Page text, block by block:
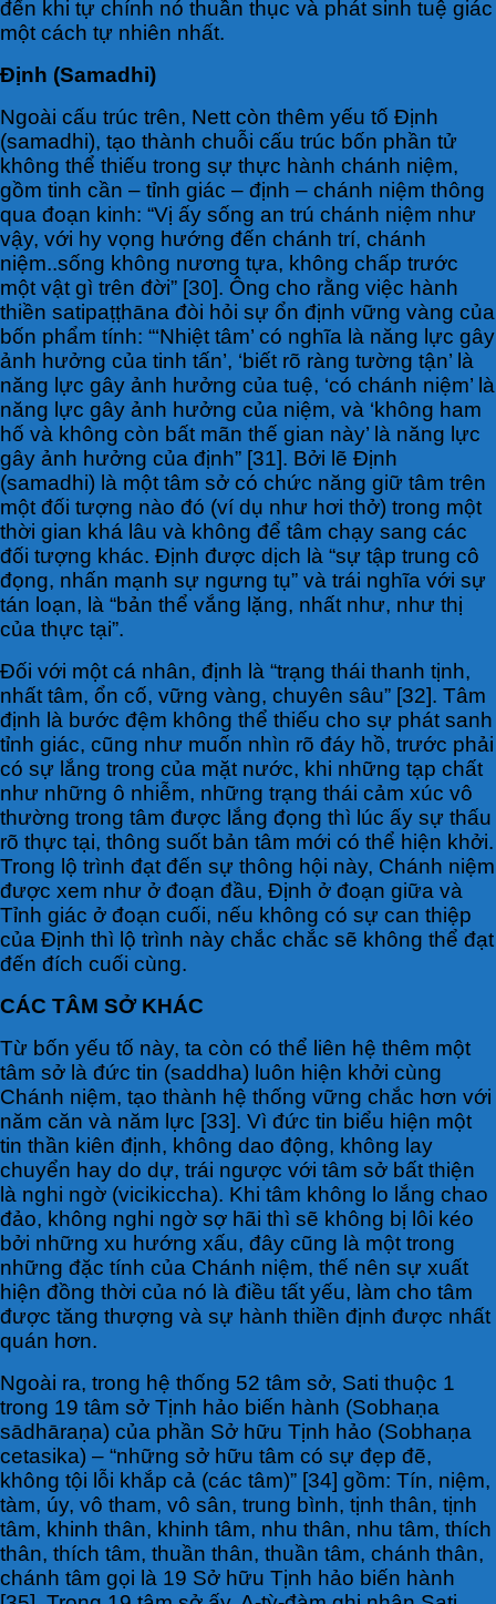
đến khi tự chính nó thuần thục và phát sinh tuệ giác
một cách tự nhiên nhất.
Định (Samadhi)
Ngoài cấu trúc trên, Nett còn thêm yếu tố Định
(samadhi), tạo thành chuỗi cấu trúc bốn phần tử
không thể thiếu trong sự thực hành chánh niệm,
gồm tinh cần – tỉnh giác – định – chánh niệm thông
qua đoạn kinh: “Vị ấy sống an trú chánh niệm như
vậy, với hy vọng hướng đến chánh trí, chánh
niệm..sống không nương tựa, không chấp trước
một vật gì trên đời” [30]. Ông cho rằng việc hành
thiền satipaṭṭhāna đòi hỏi sự ổn định vững vàng của
bốn phẩm tính: “‘Nhiệt tâm’ có nghĩa là năng lực gây
ảnh hưởng của tinh tấn’, ‘biết rõ ràng tường tận’ là
năng lực gây ảnh hưởng của tuệ, ‘có chánh niệm’ là
năng lực gây ảnh hưởng của niệm, và ‘không ham
hố và không còn bất mãn thế gian này’ là năng lực
gây ảnh hưởng của định” [31]. Bởi lẽ Định
(samadhi) là một tâm sở có chức năng giữ tâm trên
một đối tượng nào đó (ví dụ như hơi thở) trong một
thời gian khá lâu và không để tâm chạy sang các
đối tượng khác. Định được dịch là “sự tập trung cô
đọng, nhấn mạnh sự ngưng tụ” và trái nghĩa với sự
tán loạn, là “bản thể vắng lặng, nhất như, như thị
của thực tại”.
Ðối với một cá nhân, định là “trạng thái thanh tịnh,
nhất tâm, ổn cố, vững vàng, chuyên sâu” [32]. Tâm
định là bước đệm không thể thiếu cho sự phát sanh
tỉnh giác, cũng như muốn nhìn rõ đáy hồ, trước phải
có sự lắng trong của mặt nước, khi những tạp chất
như những ô nhiễm, những trạng thái cảm xúc vô
thường trong tâm được lắng đọng thì lúc ấy sự thấu
rõ thực tại, thông suốt bản tâm mới có thể hiện khởi.
Trong lộ trình đạt đến sự thông hội này, Chánh niệm
được xem như ở đoạn đầu, Định ở đoạn giữa và
Tỉnh giác ở đoạn cuối, nếu không có sự can thiệp
của Định thì lộ trình này chắc chắc sẽ không thể đạt
đến đích cuối cùng.
CÁC TÂM SỞ KHÁC
Từ bốn yếu tố này, ta còn có thể liên hệ thêm một
tâm sở là đức tin (saddha) luôn hiện khởi cùng
Chánh niệm, tạo thành hệ thống vững chắc hơn với
năm căn và năm lực [33]. Vì đức tin biểu hiện một
tin thần kiên định, không dao động, không lay
chuyển hay do dự, trái ngược với tâm sở bất thiện
là nghi ngờ (vicikiccha). Khi tâm không lo lắng chao
đảo, không nghi ngờ sợ hãi thì sẽ không bị lôi kéo
bởi những xu hướng xấu, đây cũng là một trong
những đặc tính của Chánh niệm, thế nên sự xuất
hiện đồng thời của nó là điều tất yếu, làm cho tâm
được tăng thượng và sự hành thiền định được nhất
quán hơn.
Ngoài ra, trong hệ thống 52 tâm sở, Sati thuộc 1
trong 19 tâm sở Tịnh hảo biến hành (Sobhaṇa
sādhāraṇa) của phần Sở hữu Tịnh hảo (Sobhaṇa
cetasika) – “những sở hữu tâm có sự đẹp đẽ,
không tội lỗi khắp cả (các tâm)” [34] gồm: Tín, niệm,
tàm, úy, vô tham, vô sân, trung bình, tịnh thân, tịnh
tâm, khinh thân, khinh tâm, nhu thân, nhu tâm, thích
thân, thích tâm, thuần thân, thuần tâm, chánh thân,
chánh tâm gọi là 19 Sở hữu Tịnh hảo biến hành